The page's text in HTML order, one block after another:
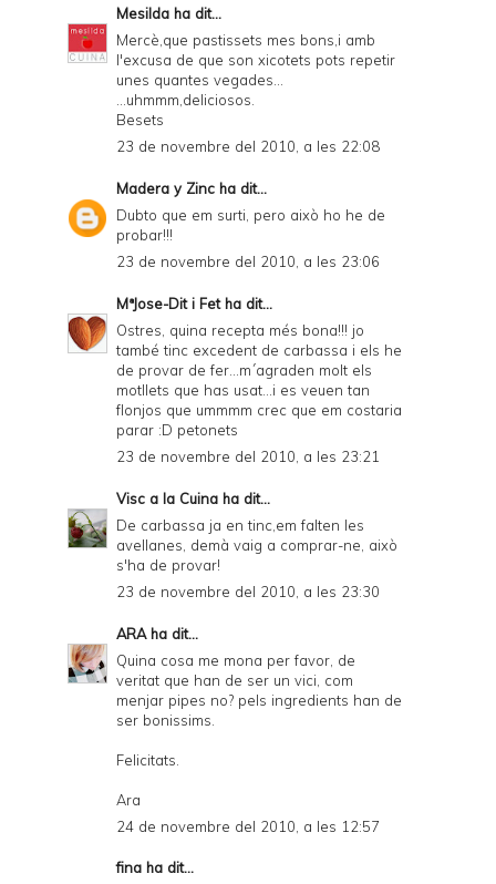
Mesilda ha dit...
Mercè,que pastissets mes bons,i amb
l'excusa de que son xicotets pots repetir
unes quantes vegades...
...uhmmm,deliciosos.
Besets
23 de novembre del 2010, a les 22:08
Madera y Zinc ha dit...
Dubto que em surti, pero això ho he de
probar!!!
23 de novembre del 2010, a les 23:06
MªJose-Dit i Fetha dit...
Ostres, quina recepta més bona!!! jo
també tinc excedent de carbassa i els he
de provar de fer...m´agraden molt els
motllets que has usat...i es veuen tan
flonjos que ummmm crec que em costaria
parar :D petonets
23 de novembre del 2010, a les 23:21
Visc a la Cuina ha dit...
De carbassa ja en tinc,em falten les
avellanes, demà vaig a comprar-ne, això
s'ha de provar!
23 de novembre del 2010, a les 23:30
ARAha dit...
Quina cosa me mona per favor, de
veritat que han de ser un vici, com
menjar pipes no? pels ingredients han de
ser bonissims.
Felicitats.
Ara
24 de novembre del 2010, a les 12:57
fina ha dit...